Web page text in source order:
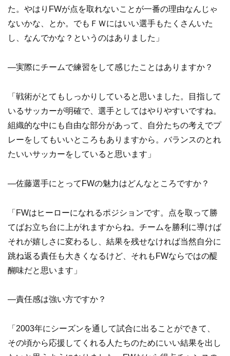
た。やはりFWが点を取れないことが一番の理由なんじゃ
ないかな、とか。でもＦＷにはいい選手もたくさんいた
し、なんでかな？というのはありました」
―実際にチームで練習をして感じたことはありますか？
「戦術がとてもしっかりしていると思いました。目指して
いるサッカーが明確で、選手としてはやりやすいですね。
組織的な中にも自由な部分があって、自分たちの考えでプ
レーをしてもいいところもありますから。バランスのとれ
たいいサッカーをしていると思います」
―佐藤選手にとってFWの魅力はどんなところですか？
「FWはヒーローになれるポジションです。点を取って勝
てばお立ち台に上がれますからね。チームを勝利に導けば
それが嬉しさに変わるし、結果を残せなければ当然自分に
跳ね返る責任も大きくなるけど、それもFWならではの醍
醐味だと思います」
―責任感は強い方ですか？
「2003年にシーズンを通して試合に出ることができて、
その頃から応援してくれる人たちのためにいい結果を出し